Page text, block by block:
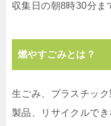
収集日の朝8時30分ま
燃やすごみとは？
生ごみ、プラスチッ
製品、リサイクルで